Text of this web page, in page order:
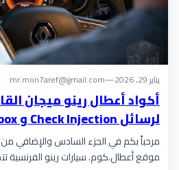
يناير 29, 2026 —
mr.mon7aref@gmail.com
أكواد أعطال رينو ميجان
لرسائل Check Injection و Gearbox
مرحباً بكم في الجزء السادس والإضافي
موقع أعطال.كوم. سيارات رينو الفرنسية